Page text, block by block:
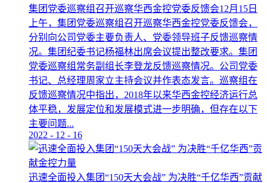
集团党委巡察组召开巡察华西金控党委反馈会12月15日
上午，集团党委巡察组召开巡察华西金控党委反馈会，
分别向公司党委主要负责人、党委领导班子反馈巡察情
况。集团纪委书记杨福林出席会议提出整改要求。集团
党委巡察组常务副组长李登龙反馈巡察情况。公司党委
书记、总经理周家立主持会议并作表态发言。巡察组在
反馈巡察情况中指出，2018年以来华西金控经济运行总
体平稳，发展定位和发展模式进一步明确，但存在以下
主要问题...
2022 - 12 - 16
迅速全面投入集团“150天大会战” 为决胜“千亿华西”贡献